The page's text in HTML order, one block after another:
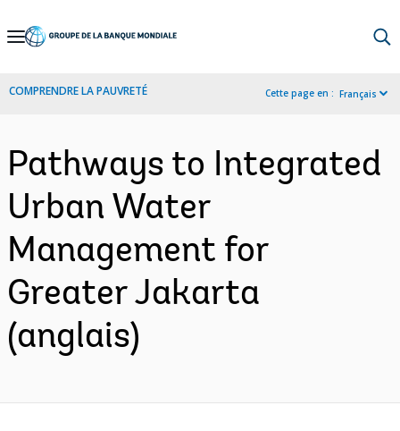
Skip
Navigation
COMPRENDRE LA PAUVRETÉ Cette page en : Français
Pathways to Integrated
Urban Water
Management for
Greater Jakarta
(anglais)